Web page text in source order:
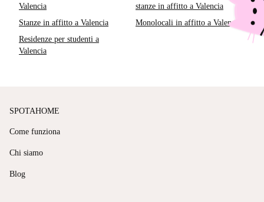
Valencia
stanze in affitto a Valencia
Stanze in affitto a Valencia
Monolocali in affitto a Valencia
Residenze per studenti a
Valencia
SPOTAHOME
Come funziona
Chi siamo
Blog